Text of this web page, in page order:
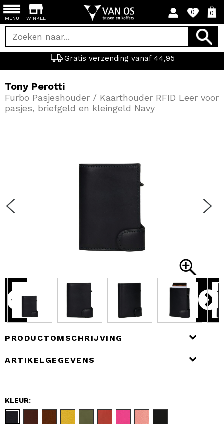
WINKEL
0 0
Gratis verzending vanaf 44,95
MENU
PRODUCTOMSCHRIJVING
ARTIKELGEGEVENS
Tony Perotti
Furbo Pasjeshouder / Kaarthouder RFID Leer voor
pasjes, briefgeld en kleingeld Navy
KLEUR: